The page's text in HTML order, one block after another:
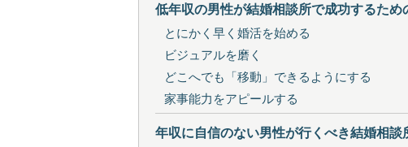
低年収の男性が結婚相談所で成功するため
とにかく早く婚活を始める
ビジュアルを磨く
どこへでも「移動」できるようにする
家事能力をアピールする
年収に自信のない男性が行くべき結婚相談